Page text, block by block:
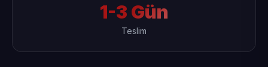
1-3 Gün
Teslim